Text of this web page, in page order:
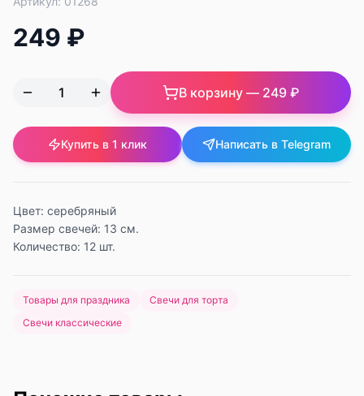
249 ₽
В корзину — 249 ₽
Купить в 1 клик Написать в Telegram
Цвет: серебряный
Размер свечей: 13 см.
Количество: 12 шт.
Товары для праздника
Свечи для торта
Свечи классические